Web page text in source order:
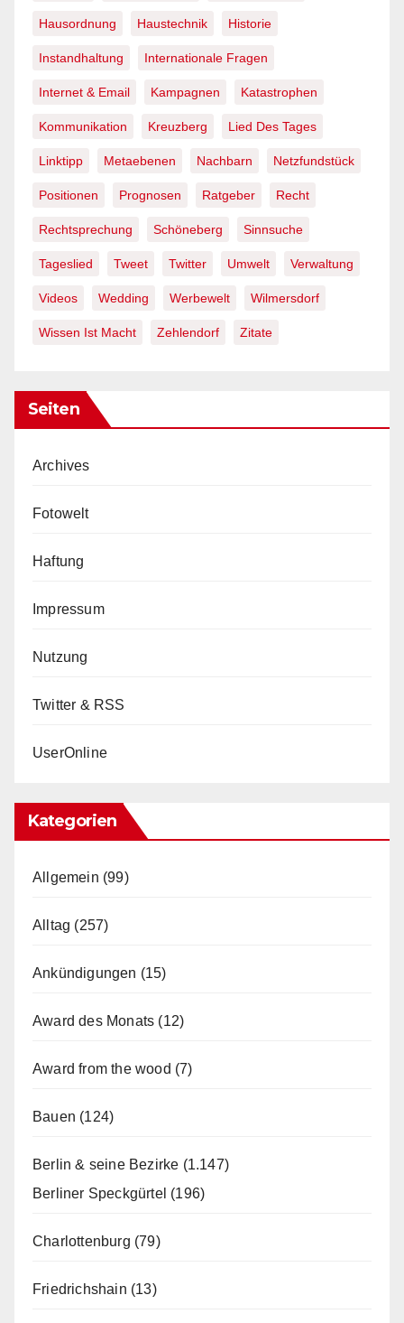
Hausordnung Haustechnik Historie
Instandhaltung Internationale Fragen
Internet & Email Kampagnen Katastrophen
Kommunikation Kreuzberg Lied Des Tages
Linktipp Metaebenen Nachbarn Netzfundstück
Positionen Prognosen Ratgeber Recht
Rechtsprechung Schöneberg Sinnsuche
Tageslied Tweet Twitter Umwelt Verwaltung
Videos Wedding Werbewelt Wilmersdorf
Wissen Ist Macht Zehlendorf Zitate
Seiten
Archives
Fotowelt
Haftung
Impressum
Nutzung
Twitter & RSS
UserOnline
Kategorien
Allgemein (99)
Alltag (257)
Ankündigungen (15)
Award des Monats (12)
Award from the wood (7)
Bauen (124)
Berlin & seine Bezirke (1.147)
Berliner Speckgürtel (196)
Charlottenburg (79)
Friedrichshain (13)